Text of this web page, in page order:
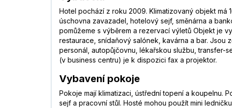
Hotel pochází z roku 2009. Klimatizovaný objekt má
úschovna zavazadel, hotelový sejf, směnárna a
pomůžeme s výběrem a rezervací výletů Objekt je
restaurace, snídaňový salónek, kavárna a bar.
personál, autopůjčovnu, lékařskou službu, transfer-
(v business centru) je k dispozici fax a projektor.
Vybavení pokoje
Pokoje mají klimatizaci, ústřední topení a koupelnu.
sejf a pracovní stůl. Hosté mohou použít mini